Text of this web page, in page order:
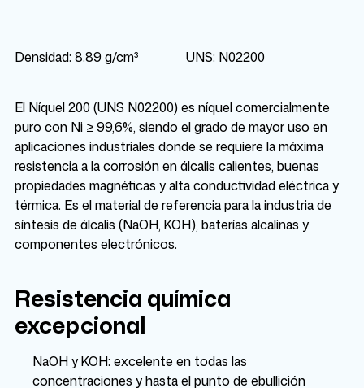
Densidad: 8.89 g/cm³ UNS: N02200
El Níquel 200 (UNS N02200) es níquel comercialmente
puro con Ni ≥ 99,6%, siendo el grado de mayor uso en
aplicaciones industriales donde se requiere la máxima
resistencia a la corrosión en álcalis calientes, buenas
propiedades magnéticas y alta conductividad eléctrica y
térmica. Es el material de referencia para la industria de
síntesis de álcalis (NaOH, KOH), baterías alcalinas y
componentes electrónicos.
Resistencia química
excepcional
NaOH y KOH: excelente en todas las
concentraciones y hasta el punto de ebullición